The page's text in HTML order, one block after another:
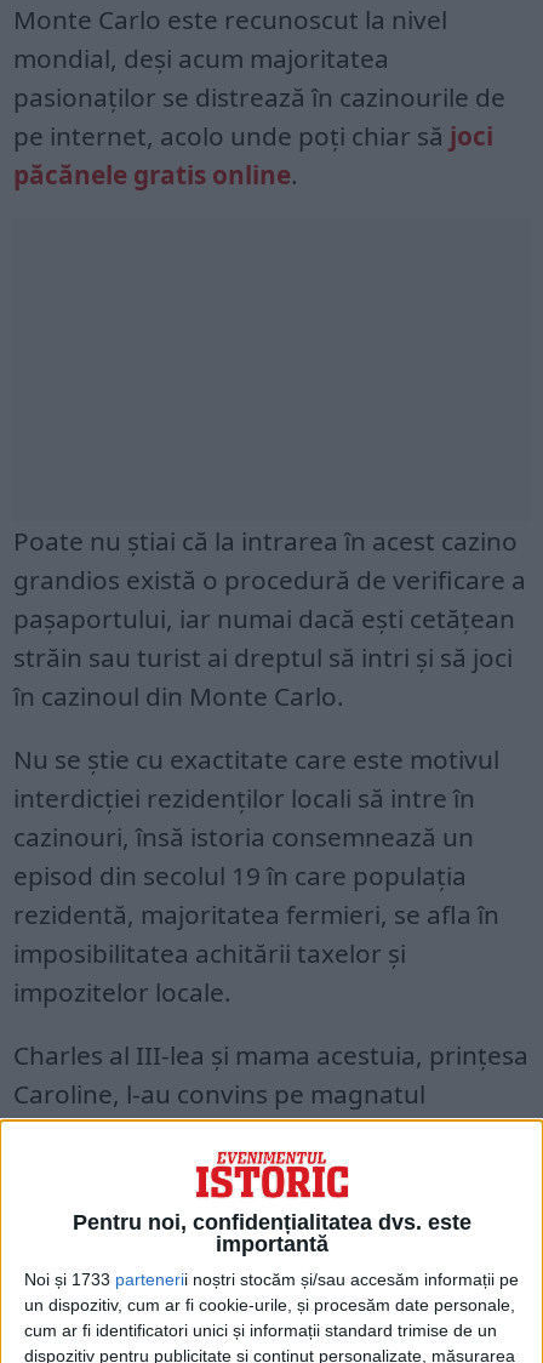
Pentru noi, confidențialitatea dvs. este
importantă
Noi și 1733 partenerii noștri stocăm și/sau accesăm informații pe
un dispozitiv, cum ar fi cookie-urile, și procesăm date personale,
cum ar fi identificatori unici și informații standard trimise de un
dispozitiv pentru publicitate și conținut personalizate, măsurarea
Monte Carlo este recunoscut la nivel
mondial, deși acum majoritatea
pasionaților se distrează în cazinourile de
pe internet, acolo unde poți chiar să joci
păcănele gratis online.
Poate nu știai că la intrarea în acest cazino
grandios există o procedură de verificare a
pașaportului, iar numai dacă ești cetățean
străin sau turist ai dreptul să intri și să joci
în cazinoul din Monte Carlo.
Nu se știe cu exactitate care este motivul
interdicției rezidenților locali să intre în
cazinouri, însă istoria consemnează un
episod din secolul 19 în care populația
rezidentă, majoritatea fermieri, se afla în
imposibilitatea achitării taxelor și
impozitelor locale.
Charles al III-lea și mama acestuia, prințesa
Caroline, l-au convins pe magnatul
cazinourilor, Francois Blanc, să aducă
cazinoul Bad Homburg la Monaco. Totuși,
pentru a evita împovărarea rezidenților, li
s-a interzis acestora să pună piciorul în
cazino, iar tradiția s-a păstrat până în zilele
noastre.